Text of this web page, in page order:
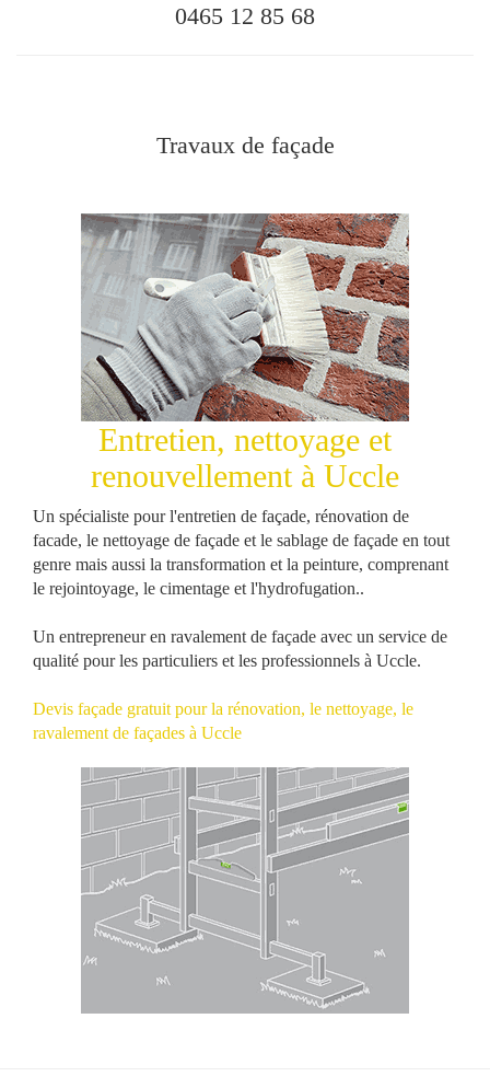
0465 12 85 68
Travaux de façade
Entretien, nettoyage et
renouvellement à Uccle
Un spécialiste pour l'entretien de façade, rénovation de
facade, le nettoyage de façade et le sablage de façade en tout
genre mais aussi la transformation et la peinture, comprenant
le rejointoyage, le cimentage et l'hydrofugation..
Un entrepreneuren ravalement de façade avec un service de
qualité pour les particuliers et les professionnels à Uccle.
Devis façade gratuit pour la rénovation, le nettoyage, le
ravalement de façades à Uccle